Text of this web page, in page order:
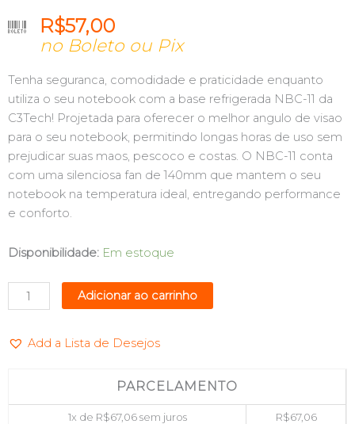
R$57,00
no Boleto ou Pix
Tenha seguranca, comodidade e praticidade enquanto
utiliza o seu notebook com a base refrigerada NBC-11 da
C3Tech! Projetada para oferecer o melhor angulo de visao
para o seu notebook, permitindo longas horas de uso sem
prejudicar suas maos, pescoco e costas. O NBC-11 conta
com uma silenciosa fan de 140mm que mantem o seu
notebook na temperatura ideal, entregando performance
e conforto.
Disponibilidade: Em estoque
COOLER
NOTEBOOK
14"
NBC-
Adicionar ao carrinho
Add a Lista de Desejos
PARCELAMENTO
1x de R$67,06sem juros R$67,06